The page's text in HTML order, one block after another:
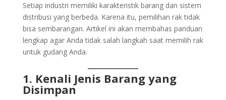
Setiap industri memiliki karakteristik barang dan sistem
distribusi yang berbeda. Karena itu, pemilihan rak tidak
bisa sembarangan. Artikel ini akan membahas panduan
lengkap agar Anda tidak salah langkah saat memilih rak
untuk gudang Anda.
1. Kenali Jenis Barang yang
Disimpan